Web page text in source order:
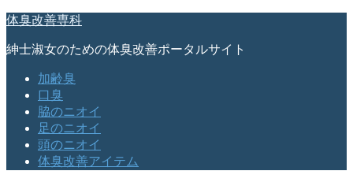
体臭改善専科
紳士淑女のための体臭改善ポータルサイト
加齢臭
口臭
脇のニオイ
足のニオイ
頭のニオイ
体臭改善アイテム